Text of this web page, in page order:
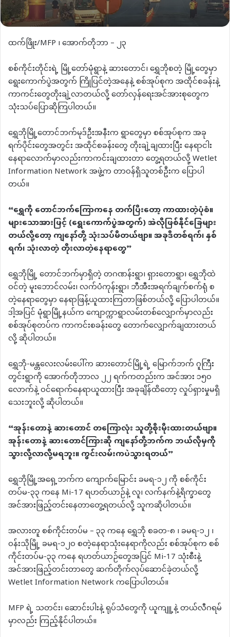
ထက်ဖြိုး/MFP ၊ အောက်တိုဘာ – ၂၃
စစ်ကိုင်းတိုင်းရဲ့ မြို့တော်မုံရွာနဲ့ ဆားတောင်၊ ရွှေဘိုစတဲ့ မြို့တွေမှာ
ရွေးကောက်ပွဲအတွက် ကြိုပြင်တဲ့အနေနဲ့ စစ်အုပ်စုက အထိုင်စခန်းနဲ့
ကာကင်းတွေတိုးချဲ့လာတယ်လို့ တော်လှန်ရေးအင်အားစုတွေက
သုံးသပ်ပြောဆိုကြပါတယ်။
ရွှေဘိုမြို့တောင်ဘက်မုဒ်ဦးအနီးက ရွာတွေမှာ စစ်အုပ်စုက အခု
ရက်ပိုင်းတွေအတွင်း အထိုင်စခန်းတွေ တိုးချဲ့ချထားပြီး နေရာငါး
နေရာလောက်မှာလည်းကာကင်းချထားတာ တွေ့ရတယ်လို့ Wetlet
Information Network အဖွဲ့က တာဝန်ရှိသူတစ်ဦးက ပြောပါ
တယ်။
“ရွှေကို တောင်ဘက်ကြောကနေ တက်ပြီးတော့ ကာထားတဲ့ပုံစံ။
များသောအားဖြင့် (ရွေးကောက်ပွဲအတွက်) အဲလိုဖြစ်နိုင်ခြေများ
တယ်လို့တော့ ကျနော်တို့ သုံးသပ်မိတယ်ဗျာ။ အခုဒီတစ်ရက်၊ နှစ်
ရက်၊ သုံးလာတဲ့ တိုးလာတဲ့နေရာတွေ”
ရွှေဘိုမြို့ တောင်ဘက်မှာရှိတဲ့ တဂဏန်းရွာ၊ ရှားတောရွာ၊ ရွှေဘိုထဲ
ဝင်တဲ့ မူးဘောင်လမ်း၊ လက်ပံကုန်းရွာ၊ ဘီအီးအရက်ချက်စက်ရုံ စ
တဲ့နေရာတွေမှာ နေရာဖြန့်ယူထားကြတာဖြစ်တယ်လို့ ပြောပါတယ်။
ဒါ့အပြင် မုံရွာမြို့နယ်က ကျောက္ကာရွာလမ်းတစ်လျှောက်မှာလည်း
စစ်အုပ်စုတပ်က ကာကင်းစခန်းတွေ တောက်လျှောက်ချထားတယ်
လို့ ဆိုပါတယ်။
ရွှေဘို-မန္တလေးလမ်းပေါ်က ဆားတောင်မြို့ရဲ့ မြောက်ဘက် ဂူကြီး
တွင်းရွာကို အောက်တိုဘာလ ၂၂ ရက်ကတည်းက အင်အား ၁၅၀
လောက်နဲ့ ဝင်ရောက်နေရာယူထားပြီး အခုချိန်ထိတော့ လှုပ်ရှားမှုမရှိ
သေးဘူးလို့ ဆိုပါတယ်။
“အုန်းတောနဲ့ ဆားတောင် တကြောလုံး သူတို့စိုးမိုးထားတယ်ဗျာ။
အုန်းတောနဲ့ ဆားတောင်ကြားဆို ကျနော်တို့ဘက်က ဘယ်လိုမှကို
သွားလို့လာလို့မရဘူး။ ကွင်းလမ်းကပဲသွားရတယ်”
ရွှေဘိုမြို့အရှေ့ဘက်က ကျောက်မြောင်း ခမရ-၁၂ ကို စစ်ကိုင်း
တပ်မ-၃၃ ကနေ Mi-17 ရဟတ်ယာဉ်နဲ့ လူ၊ လက်နက်နဲ့ရိက္ခာတွေ
အင်အားဖြည့်တင်းနေတာတွေ့ရတယ်လို့ သူကဆိုပါတယ်။
အလားတူ စစ်ကိုင်းတပ်မ – ၃၃ ကနေ ရွှေဘို စခတ-၈ ၊ ခမရ-၁၂ ၊
ဝန်းသိုမြို့ ခမရ-၁၂၀ စတဲ့နေရာသုံးနေရာကိုလည်း စစ်အုပ်စုက စစ်
ကိုင်းတပ်မ-၃၃ ကနေ ရဟတ်ယာဉ်တွေအပြင် Mi-17 သုံးစီးနဲ့
အင်အားဖြည့်တင်းတာတွေ ဆက်တိုက်လုပ်ဆောင်ခဲ့တယ်လို့
Wetlet Information Network ကပြောပါတယ်။
MFP ရဲ့ သတင်း၊ ဆောင်းပါးနဲ့ ရုပ်သံတွေကို ယူကျူ့နဲ့ တယ်လီဂရမ်
မှာလည်း ကြည့်နိုင်ပါတယ်။